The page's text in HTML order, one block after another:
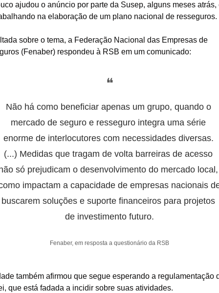
ajudou o anúncio por parte da Susep, alguns meses atrás,
na elaboração de um plano nacional de resseguros.
sobre o tema, a Federação Nacional das Empresas de
(Fenaber) respondeu à RSB em um comunicado:
❝
Não há como beneficiar apenas um grupo, quando o
mercado de seguro e resseguro integra uma série
enorme de interlocutores com necessidades diversas.
(...) Medidas que tragam de volta barreiras de acesso
só prejudicam o desenvolvimento do mercado local,
impactam a capacidade de empresas nacionais
buscarem soluções e suporte financeiros para projetos
de investimento futuro.
Fenaber, em resposta a questionário da RSB
também afirmou que segue esperando a regulamentação
que está fadada a incidir sobre suas atividades.